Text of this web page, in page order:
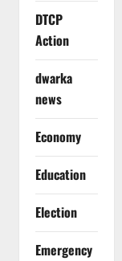
DTCP
Action
dwarka
news
Economy
Education
Election
Emergency